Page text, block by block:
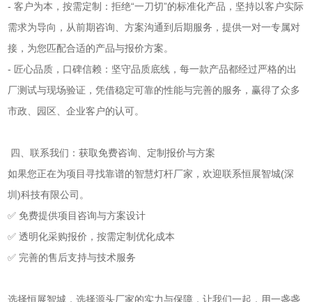
- 客户为本，按需定制：拒绝“一刀切”的标准化产品，坚持以客户实际
需求为导向，从前期咨询、方案沟通到后期服务，提供一对一专属对
接，为您匹配合适的产品与报价方案。
- 匠心品质，口碑信赖：坚守品质底线，每一款产品都经过严格的出
厂测试与现场验证，凭借稳定可靠的性能与完善的服务，赢得了众多
市政、园区、企业客户的认可。
四、联系我们：获取免费咨询、定制报价与方案
如果您正在为项目寻找靠谱的智慧灯杆厂家，欢迎联系恒展智城(深
圳)科技有限公司。
✅ 免费提供项目咨询与方案设计
✅ 透明化采购报价，按需定制优化成本
✅ 完善的售后支持与技术服务
选择恒展智城，选择源头厂家的实力与保障，让我们一起，用一盏盏